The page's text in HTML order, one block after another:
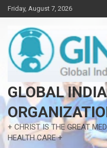
Skip
to
content
Friday, August 7, 2026
GLOBAL
+ CHRIST IS THE GREAT
HEALTH CARE +